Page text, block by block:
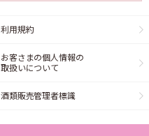
利用規約
お客さまの個人情報の
取扱いについて
酒類販売管理者標識